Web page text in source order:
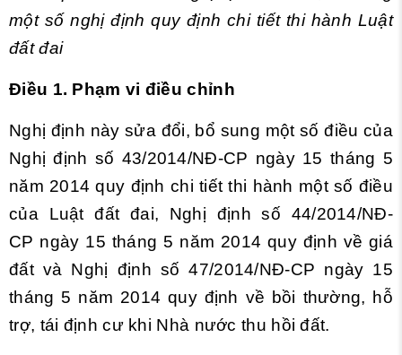
một số nghị định quy định chi tiết thi hành Luật
đất đai
Điều 1. Phạm vi điều chỉnh
Nghị định này sửa đổi, bổ sung một số điều của
Nghị định số 43/2014/NĐ-CP ngày 15 tháng 5
năm 2014 quy định chi tiết thi hành một số điều
của Luật đất đai, Nghị định số 44/2014/NĐ-
CP ngày 15 tháng 5 năm 2014 quy định về giá
đất và Nghị định số 47/2014/NĐ-CP ngày 15
tháng 5 năm 2014 quy định về bồi thường, hỗ
trợ, tái định cư khi Nhà nước thu hồi đất.